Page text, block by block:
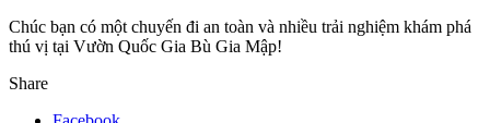
Chúc bạn có một chuyến đi an toàn và nhiều trải nghiệm khám phá
thú vị tại Vườn Quốc Gia Bù Gia Mập!
Share